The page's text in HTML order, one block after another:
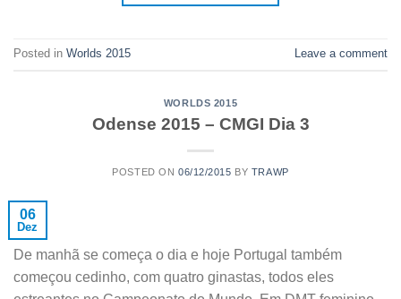
Posted in Worlds 2015 Leave a comment
WORLDS 2015
Odense 2015 – CMGI Dia 3
POSTED ON 06/12/2015 BY TRAWP
06
Dez
De manhã se começa o dia e hoje Portugal também
começou cedinho, com quatro ginastas, todos eles